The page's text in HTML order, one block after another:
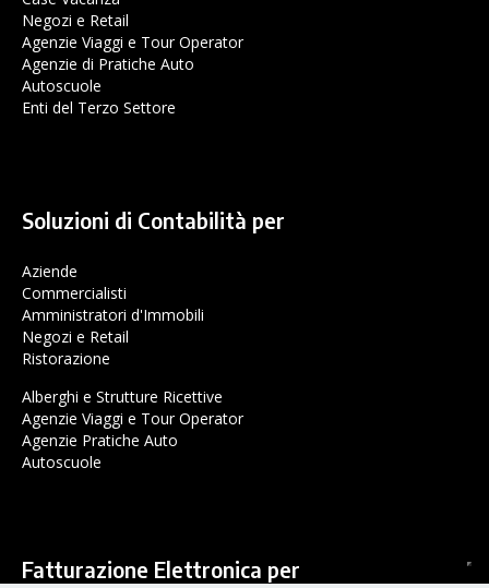
Negozi e Retail
Agenzie Viaggi e Tour Operator
Agenzie di Pratiche Auto
Autoscuole
Enti del Terzo Settore
Soluzioni di Contabilità per
Aziende
Commercialisti
Amministratori d'Immobili
Negozi e Retail
Ristorazione
Alberghi e Strutture Ricettive
Agenzie Viaggi e Tour Operator
Agenzie Pratiche Auto
Autoscuole
Fatturazione Elettronica per